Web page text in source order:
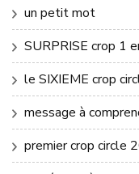
un petit mot
SURPRISE crop 1
le SIXIEME crop
message à
premier crop circle